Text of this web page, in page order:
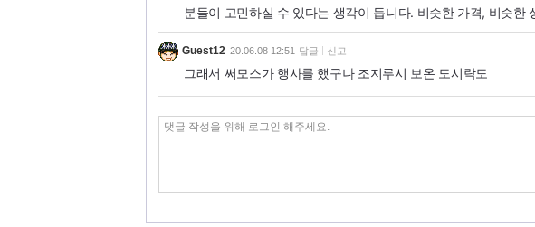
분들이 고민하실 수 있다는 생각이 듭니다. 비슷한 가격, 비슷한
Guest12 20.06.08 12:51 답글 신고
그래서 써모스가 행사를 했구나 조지루시 보온 도시락도